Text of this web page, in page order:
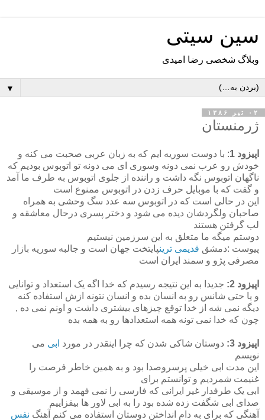
سین سیتی
وبلاگ شخصی رضا امیدی
▼
۰۲ تیر ۱۳۸۶
ژرمنستان
اپیزود 1
: با دوست سوریه ایم که به زبان عربی صحبت می کنه و
خودش رو عرب نمی دونه وسوری ای می دونه تو اتوبوس بودیم که
ناگهان اتوبوس نگه داشت و راننده از جلوی اتوبوس به طرف ما آمد
و گفت که با موبایل حرف زدن در اتوبوس ممنوع است
این در حالی است که در اتوبوس سه عدد سگ وحشی به همراه
صاحبان ولگردشان دیده می شود و دختر پسری درحال معاشقه و
لب گرفتن هستند
دوستم میگه ما متعلق به این سرزمین نیستیم
پیوست :دمشق قدیمی ترینپایتخت جهان است و جالبه سوریه بازار
مصرفی پژو و سمند ایران است
اپیزود 2:
جدیدا به این نتیجه رسیدم که خدا اگه یک استعداد و توانایی
و یا حتی شانس رو به انسان بده و انسان نتونه ازش استفاده کنه
دیگه نمی شه از خدا توقع چیزهای بیشتری داشت و اونم نمی ده ,
چون که خدا نمی تونه همه استعدادها رو به همه بده
اپیزود 3: دوستان شاکی شدن که چرا اینقدر در مورد ابی می
نویسم
این مدت ابی خیلی پرسروصدا بود و به همین خاطر فرصت را
غنیمت شمردیم و توانستم برای
ابی یک طرفدار غیر ایرانی که فارسی را نمی فهمد و از موسیقی و
صدای ابی شگفت زده شده بود را به ابی لاور ها بیفزاییم
آهنگی که برای به دام انداختن دوستان استفاده می کنم آهنگ نفس